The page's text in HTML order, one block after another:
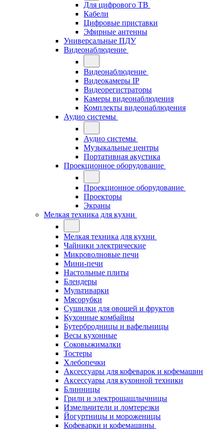
Для цифрового ТВ
Кабели
Цифровые приставки
Эфирные антенны
Универсальные ПДУ
Видеонаблюдение
Видеонаблюдение
Видеокамеры IP
Видеорегистраторы
Камеры видеонаблюдения
Комплекты видеонаблюдения
Аудио системы
Аудио системы
Музыкальные центры
Портативная акустика
Проекционное оборудование
Проекционное оборудование
Проекторы
Экраны
Мелкая техника для кухни
Мелкая техника для кухни
Чайники электрические
Микроволновые печи
Мини-печи
Настольные плиты
Блендеры
Мультиварки
Мясорубки
Сушилки для овощей и фруктов
Кухонные комбайны
Бутербродницы и вафельницы
Весы кухонные
Соковыжималки
Тостеры
Хлебопечки
Аксессуары для кофеварок и кофемашин
Аксессуары для кухонной техники
Блинницы
Грили и электрошашлычницы
Измельчители и ломтерезки
Йогуртницы и мороженицы
Кофеварки и кофемашины